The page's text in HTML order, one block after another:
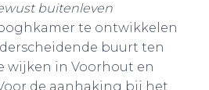
buitenleven
te ontwikkelen
buurt ten
wijken in Voorhout en
de aanhaking bij het